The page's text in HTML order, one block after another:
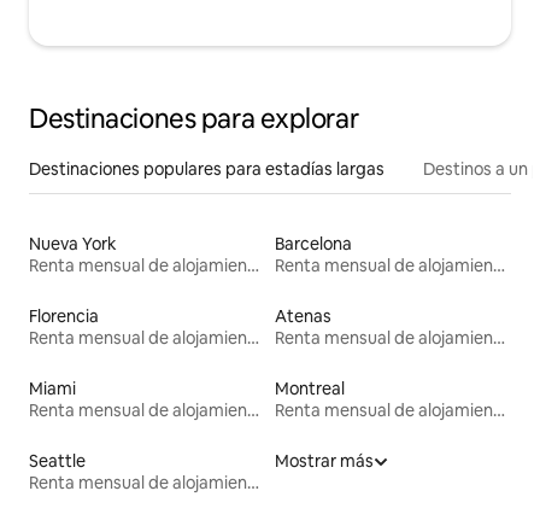
Destinaciones para explorar
Destinaciones populares para estadías largas Destinos a un
Nueva York
Renta mensual de alojamientos
Barcelona
Renta mensual de alojamientos
Florencia
Renta mensual de alojamientos
Atenas
Renta mensual de alojamientos
Miami
Renta mensual de alojamientos
Montreal
Renta mensual de alojamientos
Seattle
Renta mensual de alojamientos
Mostrar más